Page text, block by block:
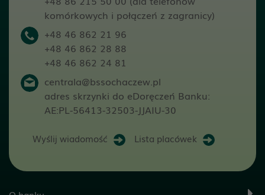
komórkowych i połączeń z zagranicy)
+48 46 862 21 96
+48 46 862 28 88
+48 46 862 24 81
centrala@bssochaczew.pl
adres skrzynki do eDoręczeń Banku:
AE:PL-56413-32503-JJAIU-30
Wyślij wiadomość Lista placówek